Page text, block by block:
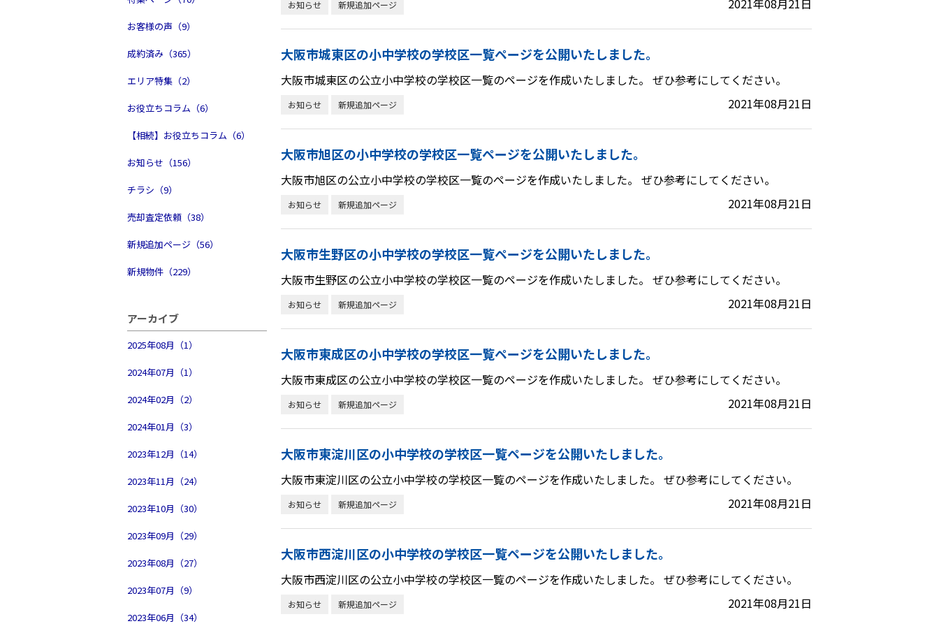
お客様の声（9）
成約済み（365）
エリア特集（2）
お役立ちコラム（6）
【相続】お役立ちコラム（6）
お知らせ（156）
チラシ（9）
売却査定依頼（38）
新規追加ページ（56）
新規物件（229）
アーカイブ
2025年08月（1）
2024年07月（1）
2024年02月（2）
2024年01月（3）
2023年12月（14）
2023年11月（24）
2023年10月（30）
2023年09月（29）
2023年08月（27）
2023年07月（9）
2023年06月（34）
お知らせ 新規追加ページ 2021年08月21日
大阪市城東区の小中学校の学校区一覧ページを公開いたしました。
大阪市城東区の公立小中学校の学校区一覧のページを作成いたしました。 ぜひ参考にしてください。
お知らせ 新規追加ページ 2021年08月21日
大阪市旭区の小中学校の学校区一覧ページを公開いたしました。
大阪市旭区の公立小中学校の学校区一覧のページを作成いたしました。 ぜひ参考にしてください。
お知らせ 新規追加ページ 2021年08月21日
大阪市生野区の小中学校の学校区一覧ページを公開いたしました。
大阪市生野区の公立小中学校の学校区一覧のページを作成いたしました。 ぜひ参考にしてください。
お知らせ 新規追加ページ 2021年08月21日
大阪市東成区の小中学校の学校区一覧ページを公開いたしました。
大阪市東成区の公立小中学校の学校区一覧のページを作成いたしました。 ぜひ参考にしてください。
お知らせ 新規追加ページ 2021年08月21日
大阪市東淀川区の小中学校の学校区一覧ページを公開いたしました。
大阪市東淀川区の公立小中学校の学校区一覧のページを作成いたしました。 ぜひ参考にしてください。
お知らせ 新規追加ページ 2021年08月21日
大阪市西淀川区の小中学校の学校区一覧ページを公開いたしました。
大阪市西淀川区の公立小中学校の学校区一覧のページを作成いたしました。 ぜひ参考にしてください。
お知らせ 新規追加ページ 2021年08月21日